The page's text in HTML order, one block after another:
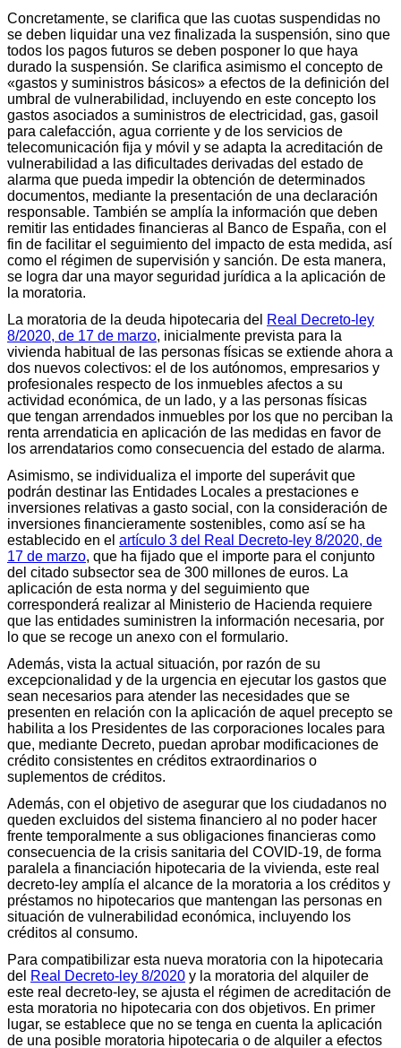
Concretamente, se clarifica que las cuotas suspendidas no
se deben liquidar una vez finalizada la suspensión, sino que
todos los pagos futuros se deben posponer lo que haya
durado la suspensión. Se clarifica asimismo el concepto de
«gastos y suministros básicos» a efectos de la definición del
umbral de vulnerabilidad, incluyendo en este concepto los
gastos asociados a suministros de electricidad, gas, gasoil
para calefacción, agua corriente y de los servicios de
telecomunicación fija y móvil y se adapta la acreditación de
vulnerabilidad a las dificultades derivadas del estado de
alarma que pueda impedir la obtención de determinados
documentos, mediante la presentación de una declaración
responsable. También se amplía la información que deben
remitir las entidades financieras al Banco de España, con el
fin de facilitar el seguimiento del impacto de esta medida, así
como el régimen de supervisión y sanción. De esta manera,
se logra dar una mayor seguridad jurídica a la aplicación de
la moratoria.
La moratoria de la deuda hipotecaria del Real Decreto-ley
8/2020, de 17 de marzo, inicialmente prevista para la
vivienda habitual de las personas físicas se extiende ahora a
dos nuevos colectivos: el de los autónomos, empresarios y
profesionales respecto de los inmuebles afectos a su
actividad económica, de un lado, y a las personas físicas
que tengan arrendados inmuebles por los que no perciban la
renta arrendaticia en aplicación de las medidas en favor de
los arrendatarios como consecuencia del estado de alarma.
Asimismo, se individualiza el importe del superávit que
podrán destinar las Entidades Locales a prestaciones e
inversiones relativas a gasto social, con la consideración de
inversiones financieramente sostenibles, como así se ha
establecido en el artículo 3 del Real Decreto-ley 8/2020, de
17 de marzo, que ha fijado que el importe para el conjunto
del citado subsector sea de 300 millones de euros. La
aplicación de esta norma y del seguimiento que
corresponderá realizar al Ministerio de Hacienda requiere
que las entidades suministren la información necesaria, por
lo que se recoge un anexo con el formulario.
Además, vista la actual situación, por razón de su
excepcionalidad y de la urgencia en ejecutar los gastos que
sean necesarios para atender las necesidades que se
presenten en relación con la aplicación de aquel precepto se
habilita a los Presidentes de las corporaciones locales para
que, mediante Decreto, puedan aprobar modificaciones de
crédito consistentes en créditos extraordinarios o
suplementos de créditos.
Además, con el objetivo de asegurar que los ciudadanos no
queden excluidos del sistema financiero al no poder hacer
frente temporalmente a sus obligaciones financieras como
consecuencia de la crisis sanitaria del COVID-19, de forma
paralela a financiación hipotecaria de la vivienda, este real
decreto-ley amplía el alcance de la moratoria a los créditos y
préstamos no hipotecarios que mantengan las personas en
situación de vulnerabilidad económica, incluyendo los
créditos al consumo.
Para compatibilizar esta nueva moratoria con la hipotecaria
del Real Decreto-ley 8/2020 y la moratoria del alquiler de
este real decreto-ley, se ajusta el régimen de acreditación de
esta moratoria no hipotecaria con dos objetivos. En primer
lugar, se establece que no se tenga en cuenta la aplicación
de una posible moratoria hipotecaria o de alquiler a efectos